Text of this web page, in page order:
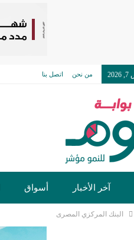
من نحن اتصل بنا
آخر الأخبار أسواق
وسيارات دولي
البنك المركزي المصرى